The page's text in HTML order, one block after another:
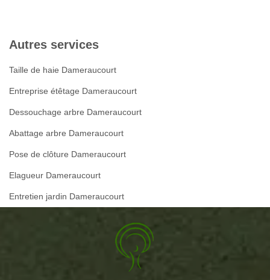
Autres services
Taille de haie Dameraucourt
Entreprise étêtage Dameraucourt
Dessouchage arbre Dameraucourt
Abattage arbre Dameraucourt
Pose de clôture Dameraucourt
Elagueur Dameraucourt
Entretien jardin Dameraucourt